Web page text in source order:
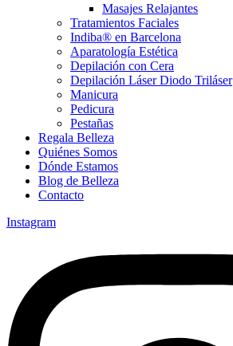
Masajes Relajantes
Tratamientos Faciales
Indiba® en Barcelona
Aparatología Estética
Depilación con Cera
Depilación Láser Diodo Triláser
Manicura
Pedicura
Pestañas
Regala Belleza
Quiénes Somos
Dónde Estamos
Blog de Belleza
Contacto
Instagram